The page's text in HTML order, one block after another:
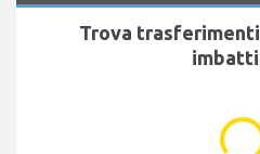
Trova
...